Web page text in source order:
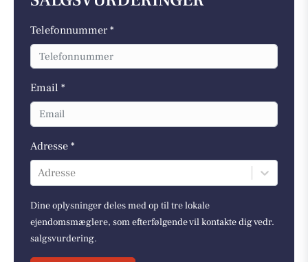
Telefonnummer *
Email *
Adresse *
Adresse
Dine oplysninger deles med op til tre lokale
ejendomsmæglere, som efterfølgende vil kontakte dig vedr.
salgsvurdering.